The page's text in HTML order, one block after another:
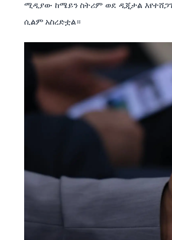
ሚዲያው ከሜይን ስትሪም ወደ ዲጂታል
ሲልም አስረድቷል።